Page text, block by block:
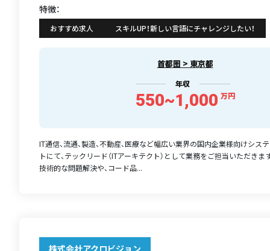
特徴：
おすすめ求人 スキルUP！新しい言語にチャレンジしたい！
首都圏 > 東京都
年収
550~1,000 万円
IT通信、流通、製造、不動産、医療など幅広い業界の国内企業様向けシス
トにて、テックリード（ITアーキテクト）として業務をご担当いただきま
技術的な問題解決や、コード品...